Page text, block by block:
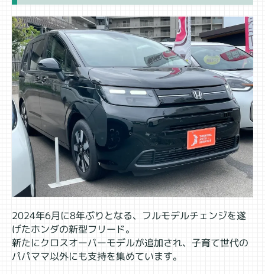
2024年6月に8年ぶりとなる、フルモデルチェンジを遂
げたホンダの新型フリード。
新たにクロスオーバーモデルが追加され、子育て世代の
パパママ以外にも支持を集めています。